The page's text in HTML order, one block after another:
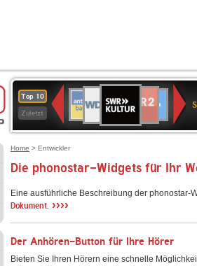
Top 10
Zuletzt
80er
90er
OLDIE
ANTENNE
SWR3
WDR
4
BR-
KLASSIK
Deutschlandfunk
Kultur
ANTENNE
BAYERN
2
Kultur2
Home > Entwickler
Die phonostar-Widgets für Ihr
Eine ausführliche Beschreibung der
Dokument. ››››
Der Anhören-Button für Ihre Hörer
Bieten Sie Ihren Hörern eine schnelle